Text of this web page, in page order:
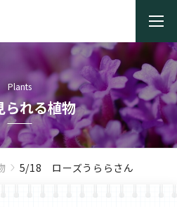
Plants
られる植物
5/18 ローズうららさん